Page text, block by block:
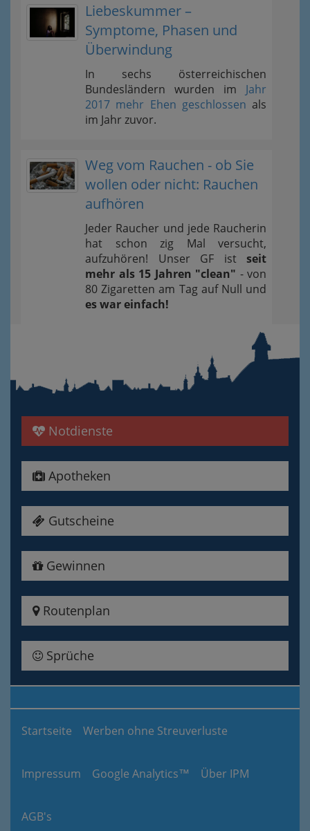
Liebeskummer –
Symptome, Phasen und
Überwindung
In sechs österreichischen
Bundesländern wurden im Jahr
2017 mehr Ehen geschlossen als
im Jahr zuvor.
Weg vom Rauchen - ob Sie
wollen oder nicht: Rauchen
aufhören
Jeder Raucher und jede Raucherin
hat schon zig Mal versucht,
aufzuhören! Unser GF ist seit
mehr als 15 Jahren "clean" - von
80 Zigaretten am Tag auf Null und
es war einfach!
Notdienste
Apotheken
Gutscheine
Gewinnen
Routenplan
Sprüche
Startseite Werben ohne Streuverluste
Impressum Google Analytics™ Über IPM
AGB's